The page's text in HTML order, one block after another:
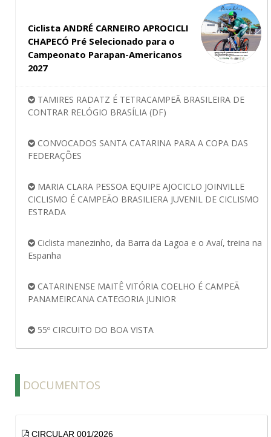
Ciclista ANDRÉ CARNEIRO APROCICLI
CHAPECÓ Pré Selecionado para o
Campeonato Parapan-Americanos
2027
TAMIRES RADATZ É TETRACAMPEÃ BRASILEIRA DE
CONTRAR RELÓGIO BRASÍLIA (DF)
CONVOCADOS SANTA CATARINA PARA A COPA DAS
FEDERAÇÕES
MARIA CLARA PESSOA EQUIPE AJOCICLO JOINVILLE
CICLISMO É CAMPEÃO BRASILIERA JUVENIL DE CICLISMO
ESTRADA
Ciclista manezinho, da Barra da Lagoa e o Avaí, treina na
Espanha
CATARINENSE MAITÊ VITÓRIA COELHO É CAMPEÃ
PANAMEIRCANA CATEGORIA JUNIOR
55º CIRCUITO DO BOA VISTA
DOCUMENTOS
CIRCULAR 001/2026